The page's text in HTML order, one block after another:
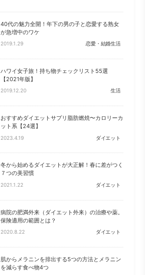
40代の魅力全開！年下の男の子と恋愛する熟女
が急増中のワケ
2019.1.29 恋愛・結婚生活
ハワイ女子旅！持ち物チェックリスト55選
【2021年版】
2019.12.20 生活
おすすめダイエットサプリ脂肪燃焼〜カロリーカ
ット系【24選】
2023.4.19 ダイエット
冬から始めるダイエットが大正解！春に差がつく
７つの美習慣
2021.1.22 ダイエット
病院の肥満外来（ダイエット外来）の治療や薬。
保険適用の範囲とは？
2020.8.22 ダイエット
肌からメラニンを排出する5つの方法とメラニン
を減らす食べ物4つ